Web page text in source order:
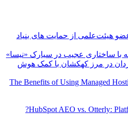
هیئت‌علمی از حمایت های بنیاد
با ساختاری عجیب در سیارک «نیسا»
در مرز کهکشان با کمک هوش
The Benefits of Using Managed
HubSpot AEO vs. Otterly: